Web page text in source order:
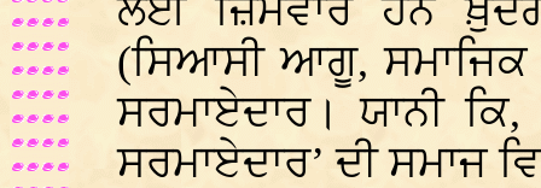
ਲਈ ਜ਼ਿੰਮੇਵਾਰ ਹਨ
(ਸਿਆਸੀ ਆਗੂ,
ਸਰਮਾਏਦਾਰ। ਯਾਨੀ
ਸਰਮਾਏਦਾਰ’ ਦੀ ਸਮਾਜ